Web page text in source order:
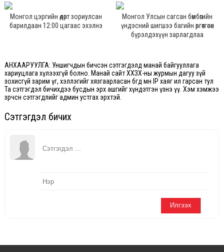
Монгол цэргийн өдөрт зориулсан
барилдаан 12:00 цагаас эхэлнэ
Монгол Улсын сагсан бөмбөгийн
үндэсний шигшээ багийн өргөтгөсөн
бүрэлдэхүүн зарлагдлаа
АНХААРУУЛГА: Уншигчдын бичсэн сэтгэгдэлд манай байгууллага
хариуцлага хүлээхгүй болно. Манай сайт ХХЗХ-ны журмын дагуу зүй
зохисгүй зарим үг, хэллэгийг хязгаарласан бөгөөд мөн IP хаяг ил гарсан тул
Та сэтгэгдэл бичихдээ бусдын эрх ашгийг хүндэтгэн үзнэ үү. Хэм хэмжээ
зөрчсөн сэтгэгдлийг админ устгах эрхтэй.
Сэтгэгдэл бичих